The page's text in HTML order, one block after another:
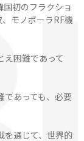
初のフラクショ
モノポーラRF機
え困難であって
あっても、必要
を通じて、世界的